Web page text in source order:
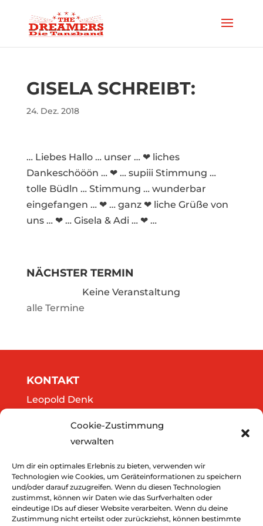
Cookie-Zustimmung
verwalten
Um dir ein optimales Erlebnis zu bieten, verwenden wir
Technologien wie Cookies, um Geräteinformationen zu speichern
und/oder darauf zuzugreifen. Wenn du diesen Technologien
zustimmst, können wir Daten wie das Surfverhalten oder
eindeutige IDs auf dieser Website verarbeiten. Wenn du deine
Zustimmung nicht erteilst oder zurückziehst, können bestimmte
GISELA SCHREIBT:
24. Dez. 2018
… Liebes Hallo … unser … ❤ liches
Dankeschööön … ❤ … supiii Stimmung …
tolle Büdln … Stimmung … wunderbar
eingefangen … ❤ … ganz ❤ liche Grüße von
uns … ❤ … Gisela & Adi … ❤ …
NÄCHSTER TERMIN
Keine Veranstaltung
alle Termine
KONTAKT
Leopold Denk
A-3500 Krems
Tel.: 0664/2020141
office@thedreamers.at
Downloads
Impressum